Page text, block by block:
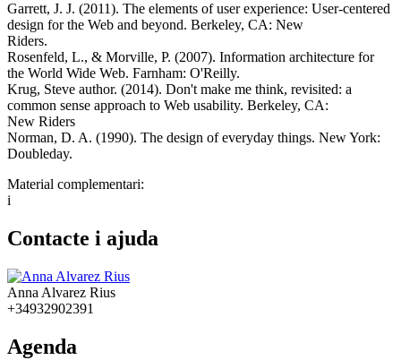
Garrett, J. J. (2011). The elements of user experience: User-centered
design for the Web and beyond. Berkeley, CA: New
Riders.
Rosenfeld, L., & Morville, P. (2007). Information architecture for
the World Wide Web. Farnham: O'Reilly.
Krug, Steve author. (2014). Don't make me think, revisited: a
common sense approach to Web usability. Berkeley, CA:
New Riders
Norman, D. A. (1990). The design of everyday things. New York:
Doubleday.
Material complementari:
i
Contacte i ajuda
Anna Alvarez Rius
+34932902391
Agenda